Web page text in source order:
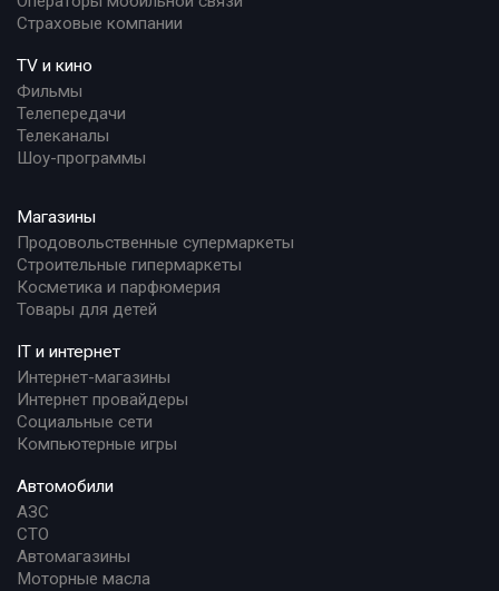
Страховые компании
TV и кино
Фильмы
Телепередачи
Телеканалы
Шоу-программы
Магазины
Продовольственные супермаркеты
Строительные гипермаркеты
Косметика и парфюмерия
Товары для детей
IT и интернет
Интернет-магазины
Интернет провайдеры
Социальные сети
Компьютерные игры
Автомобили
АЗС
СТО
Автомагазины
Моторные масла